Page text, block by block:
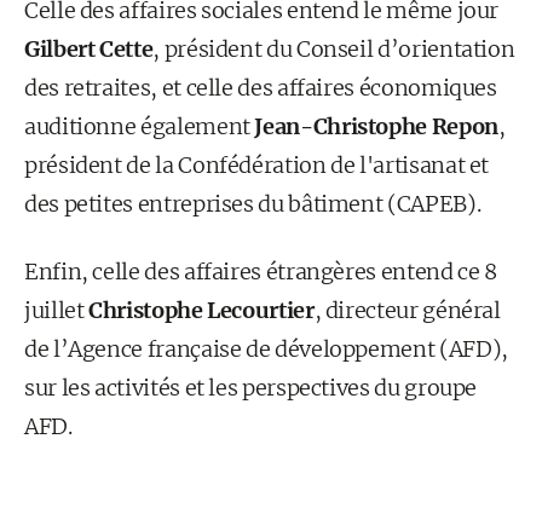
Celle des affaires sociales entend le même jour
Gilbert Cette, président du Conseil d’orientation
des retraites, et celle des affaires économiques
auditionne égalementJean-Christophe Repon,
président de la Confédération de l'artisanat et
des petites entreprises du bâtiment (CAPEB).
Enfin, celle des affaires étrangères entend ce 8
juilletChristophe Lecourtier, directeur général
de l’Agence française de développement (AFD),
sur les activités et les perspectives du groupe
AFD.